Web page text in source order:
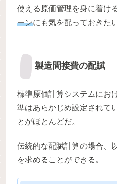
使える原価管理を身に着け
ーンにも気を配っておきた
製造間接費の配賦
標準原価計算システムにお
準はあらかじめ設定されて
とがほとんどだ。
伝統的な配賦計算の場合、
を求めることができる。